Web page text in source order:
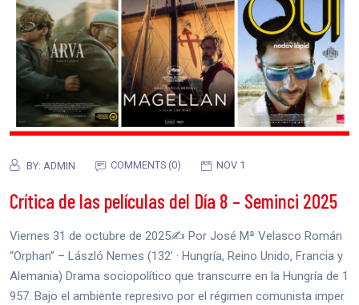
BY: ADMIN COMMENTS (0) NOV 1
Crítica de las películas del Día 8 – Seminci 2025
Viernes 31 de octubre de 2025✍️ Por José Mª Velasco Román
“Orphan” – László Nemes (132’ · Hungría, Reino Unido, Francia y
Alemania) Drama sociopolítico que transcurre en la Hungría de 1
957. Bajo el ambiente represivo por el régimen comunista imper